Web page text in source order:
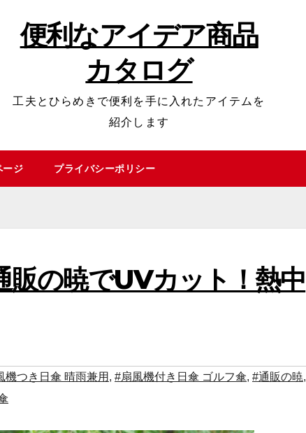
便利なアイデア商品
カタログ
工夫とひらめきで便利を手に入れたアイテムを
紹介します
ージ プライバシーポリシー
販の暁でUVカット！熱中
機つき日傘 晴雨兼用 , #扇風機付き日傘 ゴルフ傘, #通販の暁,